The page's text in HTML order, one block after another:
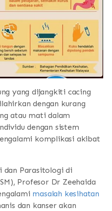
yang dijangkiti cacing
dengan kurang
atau mati dalam
dengan sistem
komplikasi akibat
dan Parasitologi di
Profesor Dr Zeehaida
masalah kesihatan
dan kanser akan